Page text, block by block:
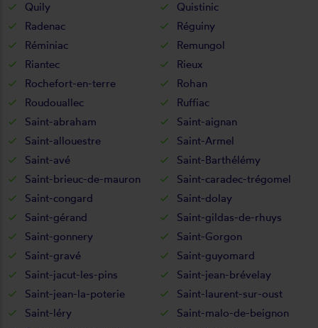
Quily
Quistinic
Radenac
Réguiny
Réminiac
Remungol
Riantec
Rieux
Rochefort-en-terre
Rohan
Roudouallec
Ruffiac
Saint-abraham
Saint-aignan
Saint-allouestre
Saint-Armel
Saint-avé
Saint-Barthélémy
Saint-brieuc-de-mauron
Saint-caradec-trégomel
Saint-congard
Saint-dolay
Saint-gérand
Saint-gildas-de-rhuys
Saint-gonnery
Saint-Gorgon
Saint-gravé
Saint-guyomard
Saint-jacut-les-pins
Saint-jean-brévelay
Saint-jean-la-poterie
Saint-laurent-sur-oust
Saint-léry
Saint-malo-de-beignon